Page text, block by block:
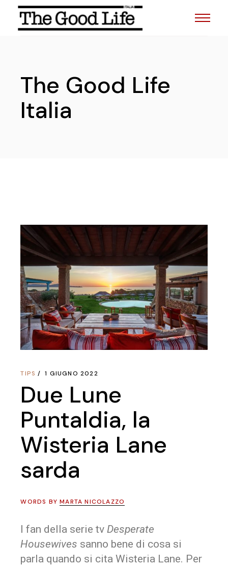
The Good Life
Italia
TIPS 1 GIUGNO 2022
Due Lune
Puntaldia, la
Wisteria Lane
sarda
WORDS BYMARTA NICOLAZZO
I fan della serie tvDesperate
Housewives sanno bene di cosa si
parla quando si cita Wisteria Lane. Per